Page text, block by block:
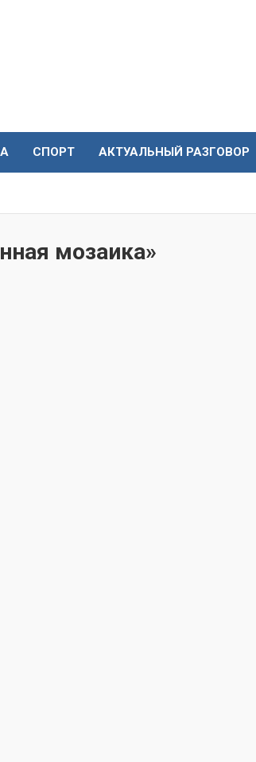
СПОРТ АКТУАЛЬНЫЙ РАЗГОВОР
мозаика»